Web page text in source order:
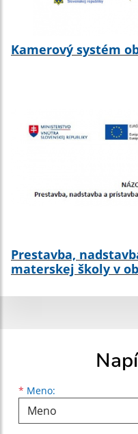
Kamerový systém
Prestavba,
materskej školy v
* Meno:
Meno
Priezvisko
E-mailová adresa